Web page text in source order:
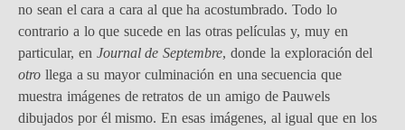
no sean el cara a cara al que ha acostumbrado. Todo lo
contrario a lo que sucede en las otras películas y, muy en
particular, en Journal de Septembre, donde la exploración del
otro llega a su mayor culminación en una secuencia que
muestra imágenes de retratos de un amigo de Pauwels
dibujados por él mismo. En esas imágenes, al igual que en los